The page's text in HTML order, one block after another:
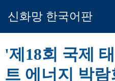
신화망 한국어판
'제18회 국제
트 에너지 박